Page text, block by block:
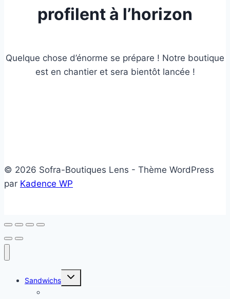
profilent à l’horizon
Quelque chose d’énorme se prépare ! Notre boutique
est en chantier et sera bientôt lancée !
© 2026 Sofra-Boutiques Lens - Thème WordPress
par Kadence WP
Sandwichs
Ouvrir/fermer